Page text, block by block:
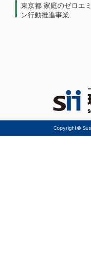
東京都 家庭のゼロエ
ン行動推進事業
Copyright©